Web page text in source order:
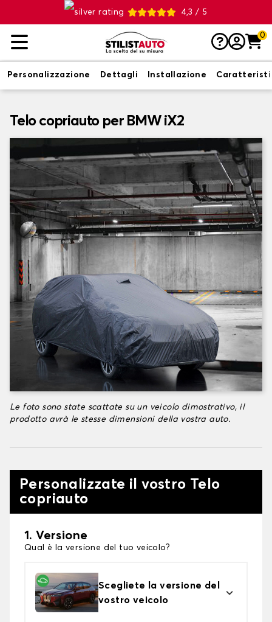
4,3 / 5
0
Personalizzazione Dettagli Installazione
Telo copriauto per BMW iX2
Le foto sono state scattate su un veicolo dimostrativo, il
prodotto avrà le stesse dimensioni della vostra auto.
Personalizzate il vostro Telo
copriauto
1. Versione
Qual è la versione del tuo veicolo?
Scegliete la versione del
vostro veicolo